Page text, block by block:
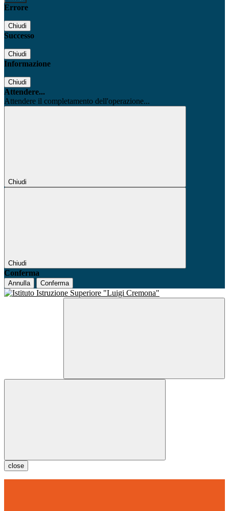
Errore
Chiudi
Successo
Chiudi
Informazione
Chiudi
Attendere...
Attendere il completamento dell'operazione...
Chiudi
Chiudi
Conferma
Annulla Conferma
close